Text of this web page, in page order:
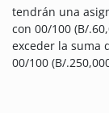
tendrán una
con 00/100 (B/
exceder la suma
00/100 (B/